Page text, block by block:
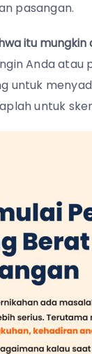
pasangan.
itu
Anda
untuk
untuk